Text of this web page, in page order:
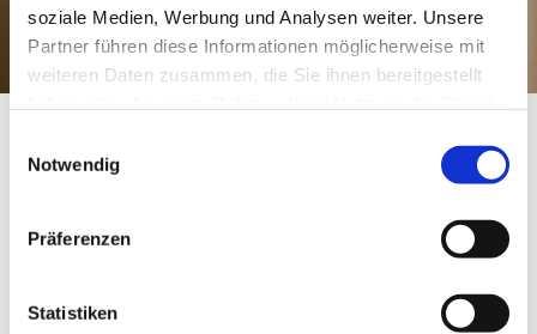
soziale Medien, Werbung und Analysen weiter. Unsere
Partner führen diese Informationen möglicherweise mit
weiteren Daten zusammen, die Sie ihnen bereitgestellt
Notwendig
Präferenzen
Statistiken
In unserem Angebot hast Du die Möglichkeit,
gegen eine kleine Spende hochwertige
Second-Hand-Kleidung zu erwerben, die sich
Zustand befindet. Dieses Angebot ist
besonders für Dich interessant, wenn Du
individuellen, unkommerziellen Kleidungsstil